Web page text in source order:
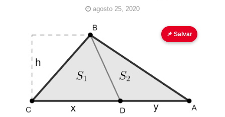
agosto 25, 2020
fórmula geometria plana
do
AUwe
📌 Salvar